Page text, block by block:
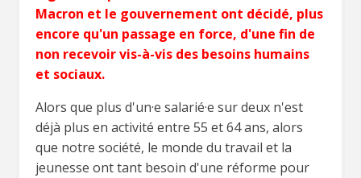
Macron et le gouvernement ont décidé, plus
encore qu'un passage en force, d'une fin de
non recevoir vis-à-vis des besoins humains
et sociaux.
Alors que plus d'un·e salarié·e sur deux n'est
déjà plus en activité entre 55 et 64 ans, alors
que notre société, le monde du travail et la
jeunesse ont tant besoin d'une réforme pour